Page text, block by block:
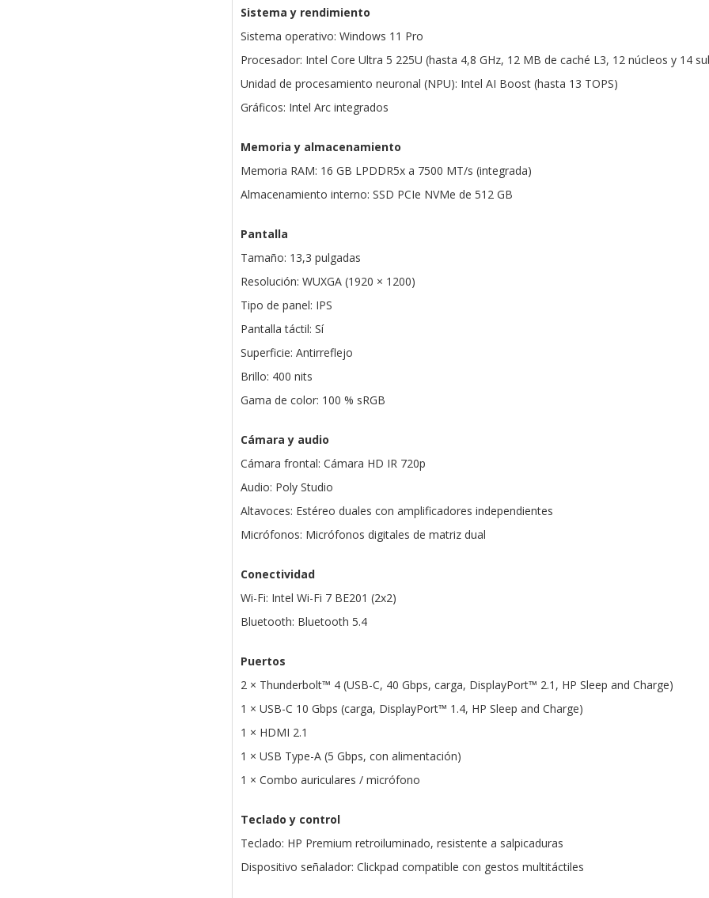
Sistema y rendimiento
Sistema operativo: Windows 11 Pro
Procesador: Intel Core Ultra 5 225U (hasta 4,8 GHz, 12 MB de caché L3, 12 núcleos y 14
Unidad de procesamiento neuronal (NPU): Intel AI Boost (hasta 13 TOPS)
Gráficos: Intel Arc integrados
Memoria y almacenamiento
Memoria RAM: 16 GB LPDDR5x a 7500 MT/s (integrada)
Almacenamiento interno: SSD PCIe NVMe de 512 GB
Pantalla
Tamaño: 13,3 pulgadas
Resolución: WUXGA (1920 × 1200)
Tipo de panel: IPS
Pantalla táctil: Sí
Superficie: Antirreflejo
Brillo: 400 nits
Gama de color: 100 % sRGB
Cámara y audio
Cámara frontal: Cámara HD IR 720p
Audio: Poly Studio
Altavoces: Estéreo duales con amplificadores independientes
Micrófonos: Micrófonos digitales de matriz dual
Conectividad
Wi-Fi: Intel Wi-Fi 7 BE201 (2x2)
Bluetooth: Bluetooth 5.4
Puertos
2 × Thunderbolt™ 4 (USB-C, 40 Gbps, carga, DisplayPort™ 2.1, HP Sleep and Charge)
1 × USB-C 10 Gbps (carga, DisplayPort™ 1.4, HP Sleep and Charge)
1 × HDMI 2.1
1 × USB Type-A (5 Gbps, con alimentación)
1 × Combo auriculares / micrófono
Teclado y control
Teclado: HP Premium retroiluminado, resistente a salpicaduras
Dispositivo señalador: Clickpad compatible con gestos multitáctiles